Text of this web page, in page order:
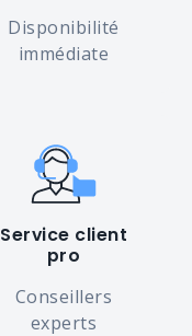
Disponibilité
immédiate
Service client
pro
Conseillers
experts